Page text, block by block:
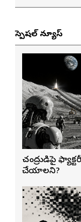
స్పెషల్ న్యూస్
చంద్రుడిపై
చేయాలని?